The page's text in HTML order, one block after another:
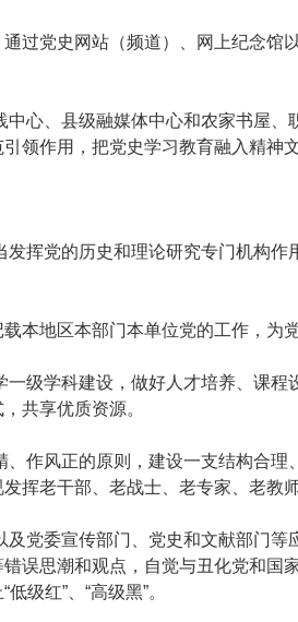
党史网站（频道）、网上纪念馆
、县级融媒体中心和农家书屋、
领作用，把党史学习教育融入精神
党的历史和理论研究专门机构作
地区本部门本单位党的工作，为党
学科建设，做好人才培养、课程
共享优质资源。
风正的原则，建设一支结构合理
挥老干部、老战士、老专家、老教
委宣传部门、党史和文献部门等
误思潮和观点，自觉与丑化党和
级红”、“高级黑”。